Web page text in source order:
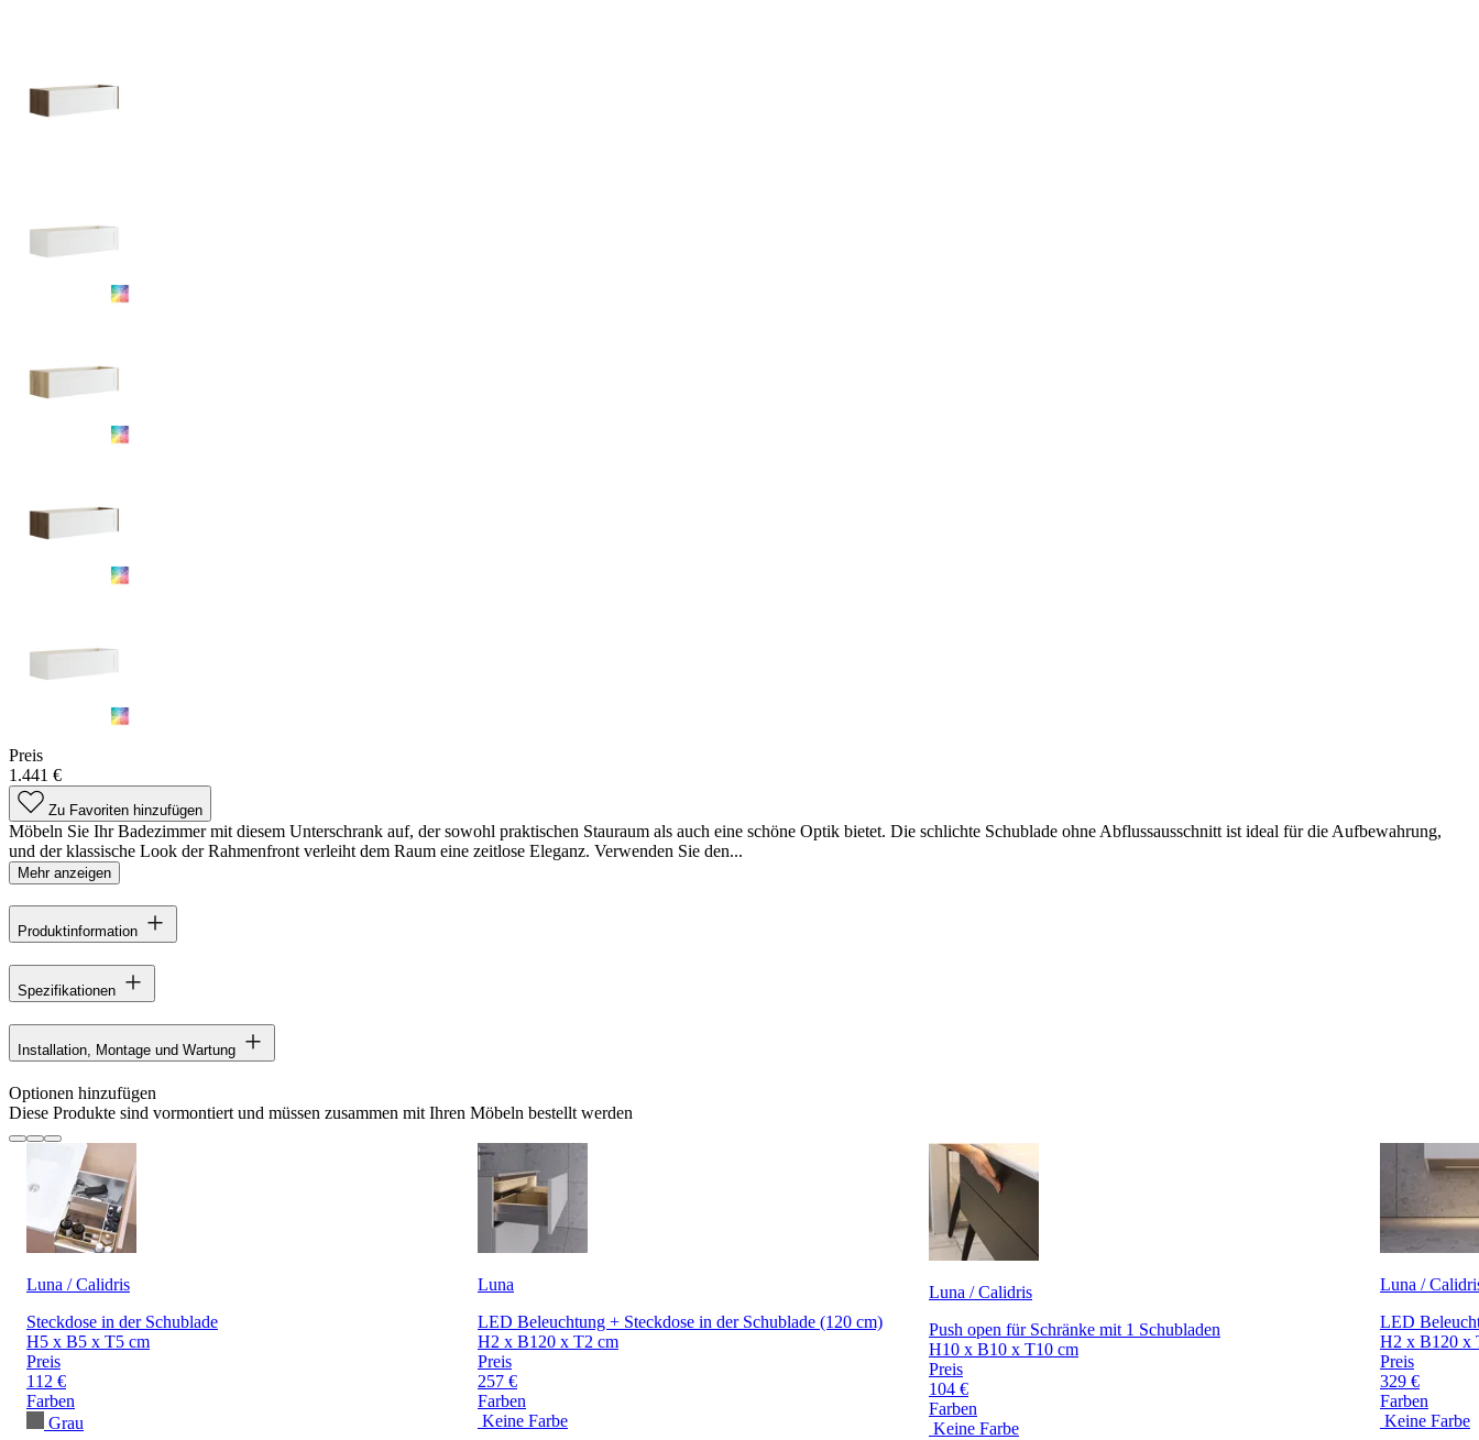
Preis
1.441 €
Zu Favoriten hinzufügen
Möbeln Sie Ihr Badezimmer mit diesem Unterschrank auf, der sowohl praktischen Stauraum als auch eine schöne Optik bietet. Die schlichte Schublade ohne Abflussausschnitt ist ideal für die Aufbewahrung,
und der klassische Look der Rahmenfront verleiht dem Raum eine zeitlose Eleganz. Verwenden Sie den...
Mehr anzeigen
Produktinformation
Spezifikationen
Installation, Montage und Wartung
Optionen hinzufügen
Diese Produkte sind vormontiert und müssen zusammen mit Ihren Möbeln bestellt werden
Luna / Calidris
Steckdose in der Schublade
H5 x B5 x T5 cm
Preis
112 €
Farben
Grau
Luna
LED Beleuchtung + Steckdose in der Schublade (120 cm)
H2 x B120 x T2 cm
Preis
257 €
Farben
Keine Farbe
Luna / Calidris
Push open für Schränke mit 1 Schubladen
H10 x B10 x T10 cm
Preis
104 €
Farben
Keine Farbe
Luna /
LED
H2 x B120 x
Preis
329 €
Farben
Keine Farbe